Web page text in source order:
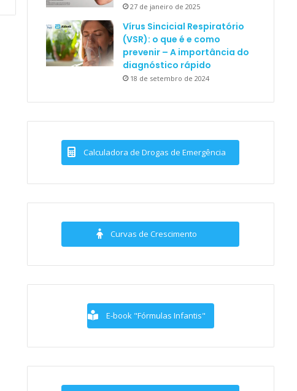
27 de janeiro de 2025
Vírus Sincicial Respiratório
(VSR): o que é e como
prevenir – A importância do
diagnóstico rápido
18 de setembro de 2024
Calculadora de Drogas de Emergência
Curvas de Crescimento
E-book "Fórmulas Infantis"